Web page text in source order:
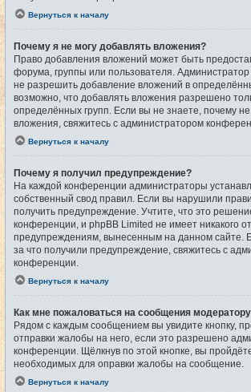
Вернуться к началу
Почему я не могу добавлять вложения?
Право добавления вложений может быть
форума, группы или пользователя.
не разрешить добавление вложений в
возможно, что добавлять вложения разрешено
определённых групп. Если вы не знаете, почему
вложения, свяжитесь с администратором
Вернуться к началу
Почему я получил предупреждение?
На каждой конференции администраторы
собственный свод правил. Если вы нарушили
получить предупреждение. Учтите, что это
конференции, и phpBB Limited не имеет никакого
предупреждениям, вынесенным на данном сайте.
за что получили предупреждение, свяжитесь с
конференции.
Вернуться к началу
Как мне пожаловаться на сообщения
Рядом с каждым сообщением вы увидите кнопку,
отправки жалобы на него, если это разрешено
конференции. Щёлкнув по этой кнопке, вы
необходимых для оправки жалобы на сообщение.
Вернуться к началу